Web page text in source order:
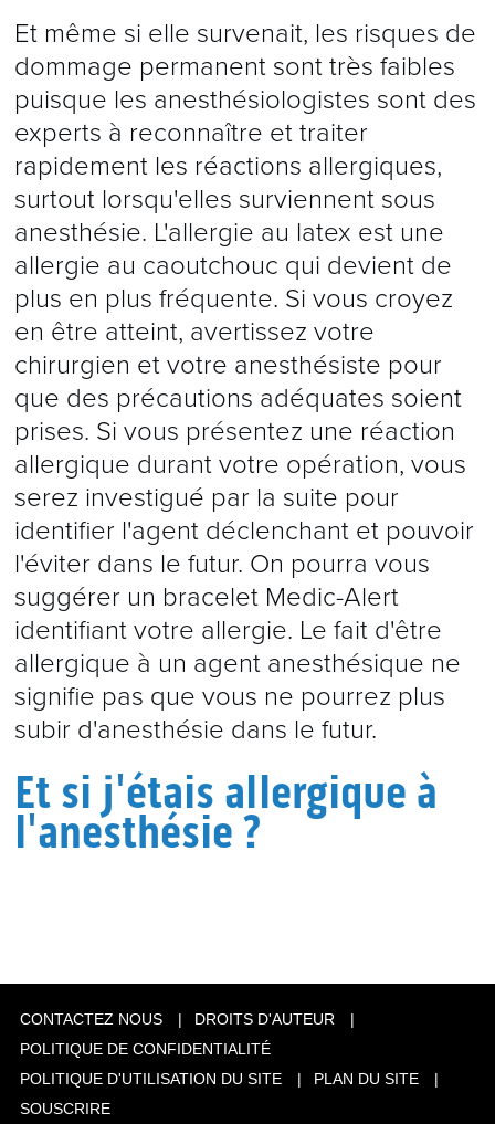
Et même si elle survenait, les risques de
dommage permanent sont très faibles
puisque les anesthésiologistes sont des
experts à reconnaître et traiter
rapidement les réactions allergiques,
surtout lorsqu'elles surviennent sous
anesthésie. L'allergie au latex est une
allergie au caoutchouc qui devient de
plus en plus fréquente. Si vous croyez
en être atteint, avertissez votre
chirurgien et votre anesthésiste pour
que des précautions adéquates soient
prises. Si vous présentez une réaction
allergique durant votre opération, vous
serez investigué par la suite pour
identifier l'agent déclenchant et pouvoir
l'éviter dans le futur. On pourra vous
suggérer un bracelet Medic-Alert
identifiant votre allergie. Le fait d'être
allergique à un agent anesthésique ne
signifie pas que vous ne pourrez plus
subir d'anesthésie dans le futur.
Et si j'étais allergique à
l'anesthésie ?
CONTACTEZ NOUS
DROITS D'AUTEUR
POLITIQUE DE CONFIDENTIALITÉ
POLITIQUE D'UTILISATION DU SITE
PLAN DU SITE
SOUSCRIRE